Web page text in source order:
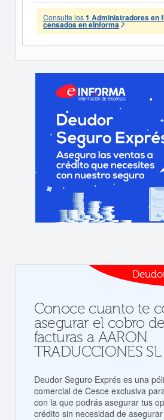
Consulte los1 Administradores en
censados en eInforma
Conoce cuanto te
asegurar el cobro
facturas a AARON
TRADUCCIONES SL
Deudor Seguro Exprés es una
comercial de Cesce exclusiva
con la que podrás asegurar tus
crédito sin necesidad de